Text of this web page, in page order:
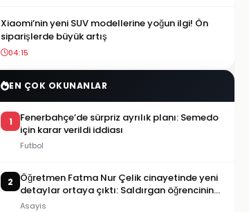
Xiaomi’nin yeni SUV modellerine yoğun ilgi! Ön
siparişlerde büyük artış
04:15
EN ÇOK OKUNANLAR
1
Fenerbahçe’de sürpriz ayrılık planı: Semedo
için karar verildi iddiası
Futbol
2
Öğretmen Fatma Nur Çelik cinayetinde yeni
detaylar ortaya çıktı: Saldırgan öğrencinin
geçmişi dikkat çekti
Asayis